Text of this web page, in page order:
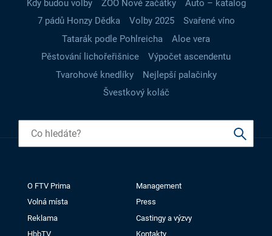
Kdy budou volby
ZOO Nové začátky
Auto – katalog
7 pádů Honzy Dědka
Volby 2025
Svařené víno
Tatarák podle Pohlreicha
Aloe vera
Pěstování lichořeřišnice
Výpočet ascendentu
Tvarohové knedlíky
Nejlepší palačinky
Švestkový koláč
O FTV Prima
Management
Volná místa
Press
Reklama
Castingy a výzvy
HbbTV
Kontakty